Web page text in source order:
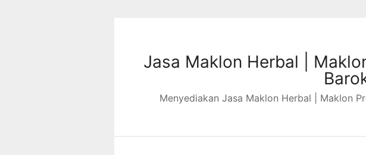
Jasa Maklon Herbal |
Menyediakan Jasa Maklon Herbal | Maklon